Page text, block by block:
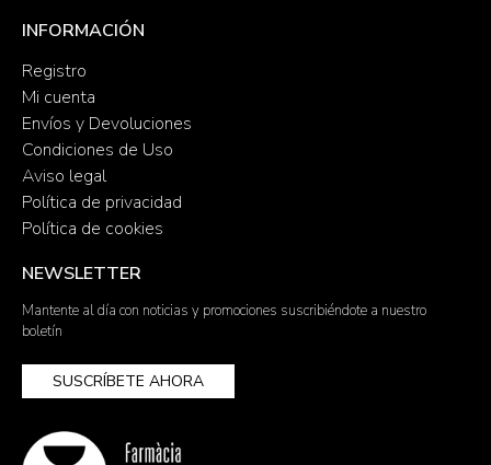
INFORMACIÓN
Registro
Mi cuenta
Envíos y Devoluciones
Condiciones de Uso
Aviso legal
Política de privacidad
Política de cookies
NEWSLETTER
Mantente al día con noticias y promociones suscribiéndote a nuestro
boletín
SUSCRÍBETE AHORA